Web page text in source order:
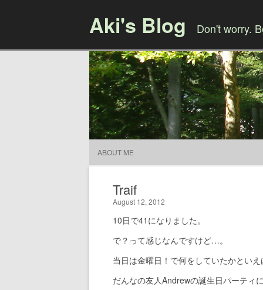
Aki's Blog Don't worry.
ABOUT ME
Traif
August 12, 2012
10日で41になりました。
で？って感じなんですけど…。
当日は金曜日！で何をしていたかとい
だんなの友人Andrewの誕生日パーティ